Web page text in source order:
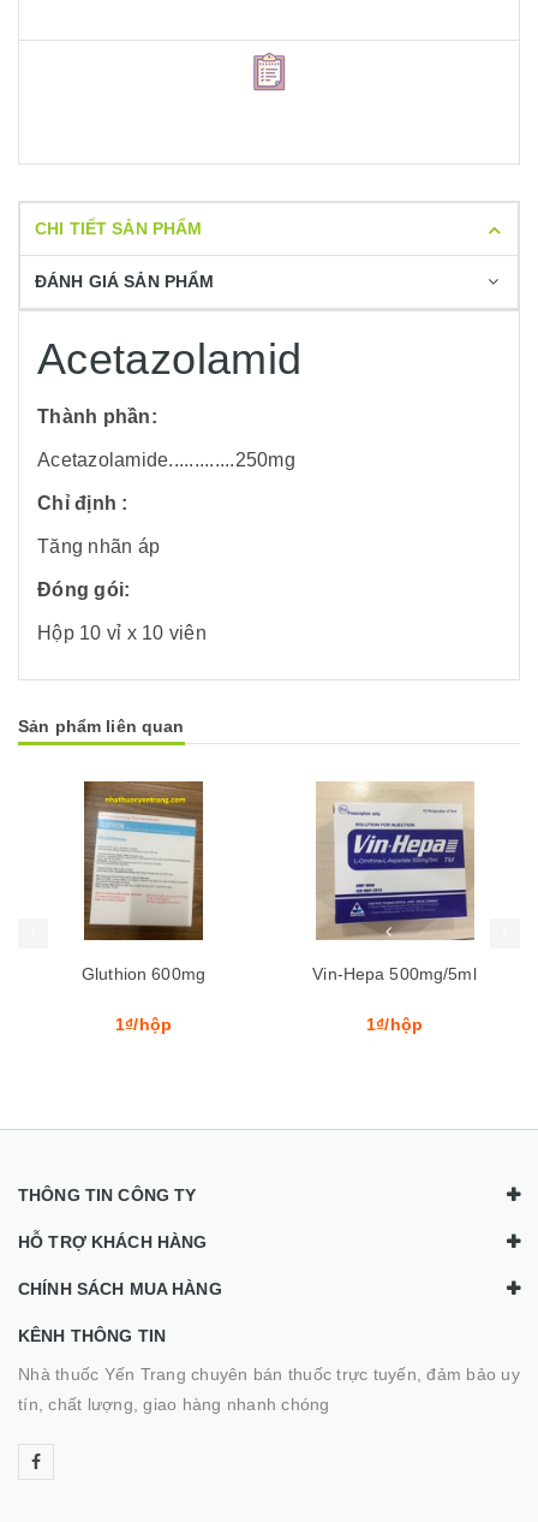
CHI TIẾT SẢN PHẨM
ĐÁNH GIÁ SẢN PHẨM
Acetazolamid
Thành phần:
Acetazolamide.............250mg
Chỉ định :
Tăng nhãn áp
Đóng gói:
Hộp 10 vỉ x 10 viên
Sản phẩm liên quan
Gluthion 600mg
1₫/hộp
Vin-Hepa 500mg/5ml
1₫/hộp
THÔNG TIN CÔNG TY
HỖ TRỢ KHÁCH HÀNG
CHÍNH SÁCH MUA HÀNG
KÊNH THÔNG TIN
Nhà thuốc Yến Trang chuyên bán thuốc trực tuyến, đảm bảo uy
tín, chất lượng, giao hàng nhanh chóng